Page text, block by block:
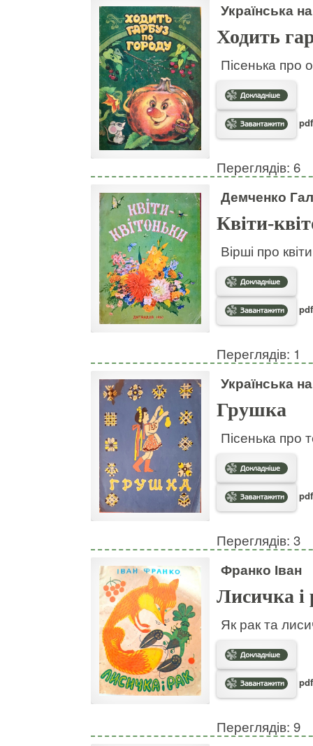
Українська
Ходить
Пісенька про
Переглядів: 6
Демченко
Квіти-
Вірші про
Переглядів: 1
Українська
Грушка
Пісенька про
Переглядів: 3
Франко Іван
Лисичка і
Як рак та
Переглядів: 9